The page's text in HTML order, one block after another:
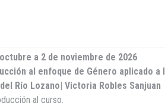
octubre a 2 de noviembre de 2026
al enfoque de Género aplicado a
Río Lozano| Victoria Robles Sanjuan
al curso.